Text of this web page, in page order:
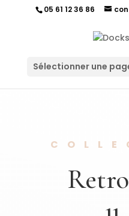
05 61 12 36 86
Sélectionner une